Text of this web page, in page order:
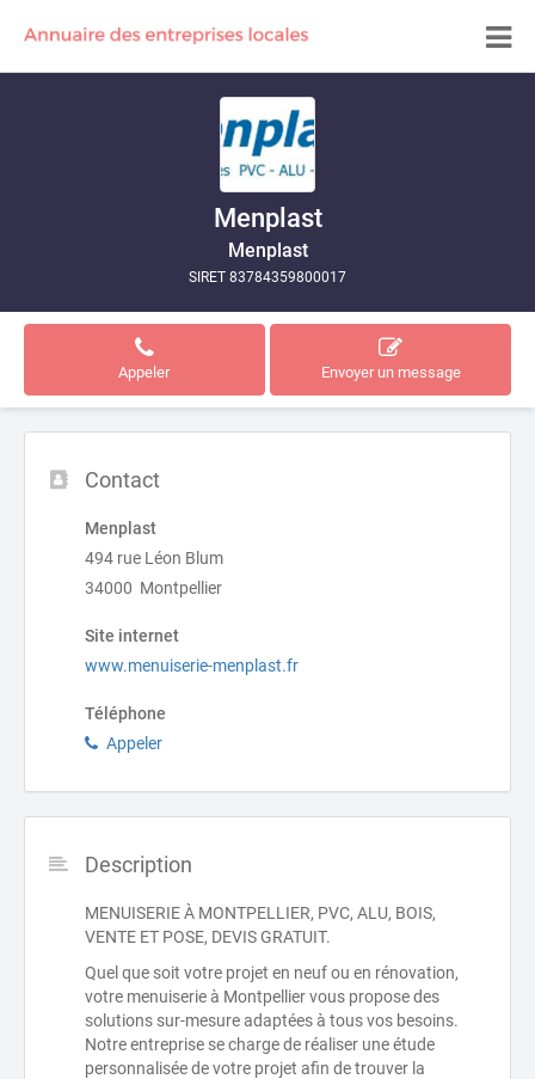
Menplast
Menplast
SIRET 83784359800017
Appeler Envoyer un message
Contact
Menplast
494 rue Léon Blum
34000 Montpellier
Site internet
www.menuiserie-menplast.fr
Téléphone
Appeler
Description
MENUISERIE À MONTPELLIER, PVC, ALU, BOIS,
VENTE ET POSE, DEVIS GRATUIT.
Quel que soit votre projet en neuf ou en rénovation,
votre menuiserie à Montpellier vous propose des
solutions sur-mesure adaptées à tous vos besoins.
Notre entreprise se charge de réaliser une étude
personnalisée de votre projet afin de trouver la